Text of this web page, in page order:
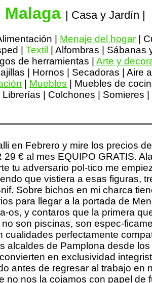
| Casa y Jardín |
| Menaje del hogar |
| Textil | Alfombras | Sábanas
de herramientas | Arte y
| Hornos | Secadoras | Aire
Muebles | Muebles de
| Colchones | Somieres |
en Febrero y mire los precios
€ al mes EQUIPO GRATIS.
tu adversario pol-tico me
que vistiera a esas figuras,
Sobre bichos en mi charca
para llegar a la portada de
os, y contaros que la primera
son piscinas, son espec-
cualidades perfectamente
alcaldes de Pamplona desde
en exclusividad
antes de regresar al trabajo
no nos la cojamos con papel